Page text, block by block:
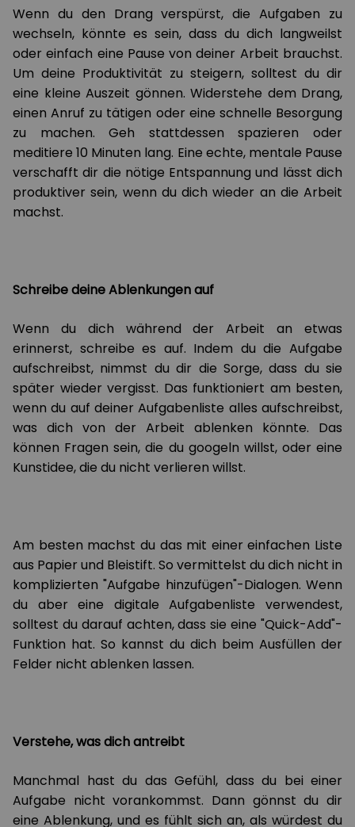
Wenn du den Drang verspürst, die Aufgaben zu
wechseln, könnte es sein, dass du dich langweilst
oder einfach eine Pause von deiner Arbeit brauchst.
Um deine Produktivität zu steigern, solltest du dir
eine kleine Auszeit gönnen. Widerstehe dem Drang,
einen Anruf zu tätigen oder eine schnelle Besorgung
zu machen. Geh stattdessen spazieren oder
meditiere 10 Minuten lang. Eine echte, mentale Pause
verschafft dir die nötige Entspannung und lässt dich
produktiver sein, wenn du dich wieder an die Arbeit
machst.
Schreibe deine Ablenkungen auf
Wenn du dich während der Arbeit an etwas
erinnerst, schreibe es auf. Indem du die Aufgabe
aufschreibst, nimmst du dir die Sorge, dass du sie
später wieder vergisst. Das funktioniert am besten,
wenn du auf deiner Aufgabenliste alles aufschreibst,
was dich von der Arbeit ablenken könnte. Das
können Fragen sein, die du googeln willst, oder eine
Kunstidee, die du nicht verlieren willst.
Am besten machst du das mit einer einfachen Liste
aus Papier und Bleistift. So vermittelst du dich nicht in
komplizierten "Aufgabe hinzufügen"-Dialogen. Wenn
du aber eine digitale Aufgabenliste verwendest,
solltest du darauf achten, dass sie eine "Quick-Add"-
Funktion hat. So kannst du dich beim Ausfüllen der
Felder nicht ablenken lassen.
Verstehe, was dich antreibt
Manchmal hast du das Gefühl, dass du bei einer
Aufgabe nicht vorankommst. Dann gönnst du dir
eine Ablenkung, und es fühlt sich an, als würdest du